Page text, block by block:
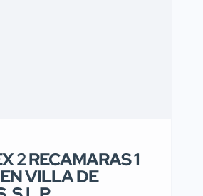
2 RECAMARAS 1
VILLA DE